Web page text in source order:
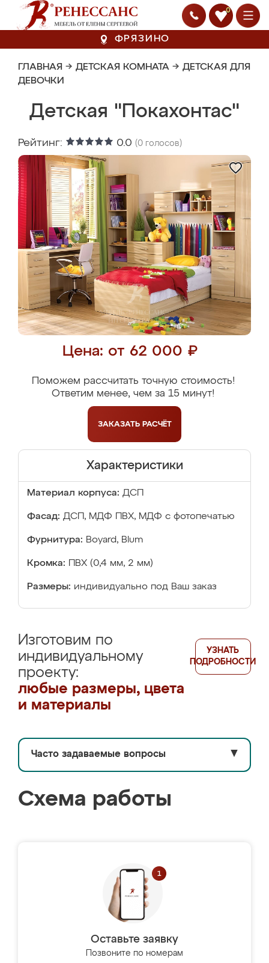
0
ФРЯЗИНО
ГЛАВНАЯ → ДЕТСКАЯ КОМНАТА → ДЕТСКАЯ ДЛЯ
ДЕВОЧКИ
Детская "Покахонтас"
Рейтинг: 0.0 (0 голосов)
Цена: от 62 000 ₽
Поможем рассчитать точную стоимость!
Ответим менее, чем за 15 минут!
ЗАКАЗАТЬ РАСЧЁТ
Характеристики
Материал корпуса: ДСП
Фасад: ДСП, МДФ ПВХ, МДФ с фотопечатью
Фурнитура: Boyard, Blum
Кромка: ПВХ (0,4 мм, 2 мм)
Размеры: индивидуально под Ваш заказ
Изготовим по
индивидуальному
проекту:
любые размеры, цвета
и материалы
УЗНАТЬ
ПОДРОБНОСТИ
Часто задаваемые вопросы ▼
Схема работы
Оставьте заявку
Позвоните по номерам